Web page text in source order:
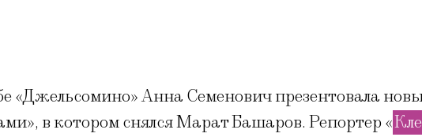
«Джельсомино» Анна Семенович презентовала
в котором снялся Марат Башаров. Репортер «